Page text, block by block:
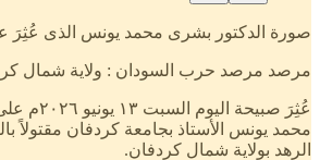
صورة الدكتور بشرى محمد يونس الذى عُثِرَ
مرصد مرصد حرب السودان : ولاية شمال
عُثِرَ صبيحة
محمد يونس الأستاذ بجامعة كردفان مقتولاً
الرهد بولاية شمال كردفان.